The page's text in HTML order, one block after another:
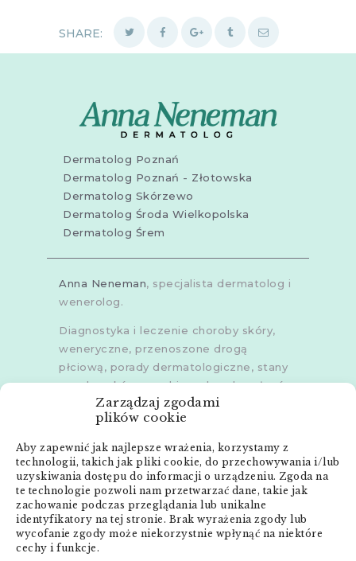
Zarządzaj zgodami
plików cookie
Aby zapewnić jak najlepsze wrażenia, korzystamy z
technologii, takich jak pliki cookie, do przechowywania i/lub
uzyskiwania dostępu do informacji o urządzeniu. Zgoda na
te technologie pozwoli nam przetwarzać dane, takie jak
zachowanie podczas przeglądania lub unikalne
identyfikatory na tej stronie. Brak wyrażenia zgody lub
wycofanie zgody może niekorzystnie wpłynąć na niektóre
cechy i funkcje.
SHARE:
Dermatolog Poznań
Dermatolog Poznań - Złotowska
Dermatolog Skórzewo
Dermatolog Środa Wielkopolska
Dermatolog Śrem
Anna Neneman, specjalista dermatolog i
wenerolog.
Diagnostyka i leczenie choroby skóry,
weneryczne, przenoszone drogą
płciową, porady dermatologiczne, stany
zapalne skóry, grzybice, choroby włosów,
dermoskopia, trichoskopia, u dorosłych i
dzieci.
Gabinety wPoznaniu,Poznaniu -
Złotowska,Skórzewie,Środzie
WielkopolskiejiŚremie
Menu:
Strona główna